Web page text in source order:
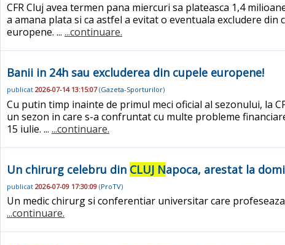
CFR Cluj avea termen pana miercuri sa plateasca 1,4
a amana plata si ca astfel a evitat o eventuala excludere
europene. ... ...continuare.
Banii in 24h sau excluderea din cupele europene!
publicat 2026-07-14 13:15:07(Gazeta-Sporturilor)
Cu putin timp inainte de primul meci oficial al sezonului, la
un sezon in care s-a confruntat cu multe probleme
15 iulie. ... ...continuare.
Un chirurg celebru din CLUJ Napoca, arestat la
publicat 2026-07-09 17:30:09 (ProTV)
Un medic chirurg si conferentiar universitar care
...continuare.